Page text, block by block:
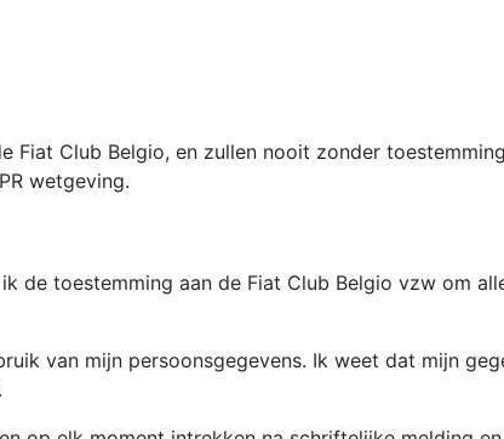
Fiat Club Belgio, en zullen nooit zonder
wetgeving.
de toestemming aan de Fiat Club Belgio vzw om
van mijn persoonsgegevens. Ik weet dat mijn